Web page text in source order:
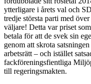
ytterligare i årets val och
tredje största parti med
väljare! Detta var priset
betala för att de svek sin
genom att skrota
arbetsrätt – och istället
fackföreningsfientliga
till regeringsmakten.